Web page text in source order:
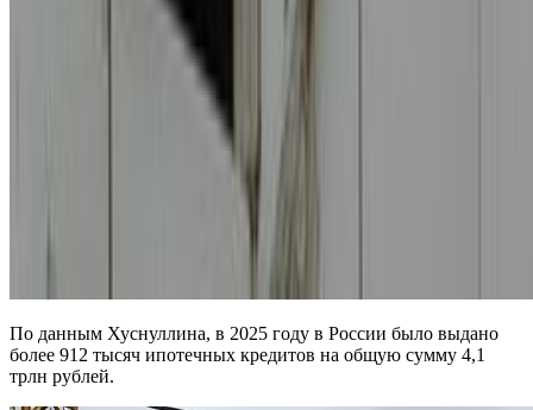
По данным Хуснуллина, в 2025 году в России было выдано
более 912 тысяч ипотечных кредитов на общую сумму 4,1
трлн рублей.